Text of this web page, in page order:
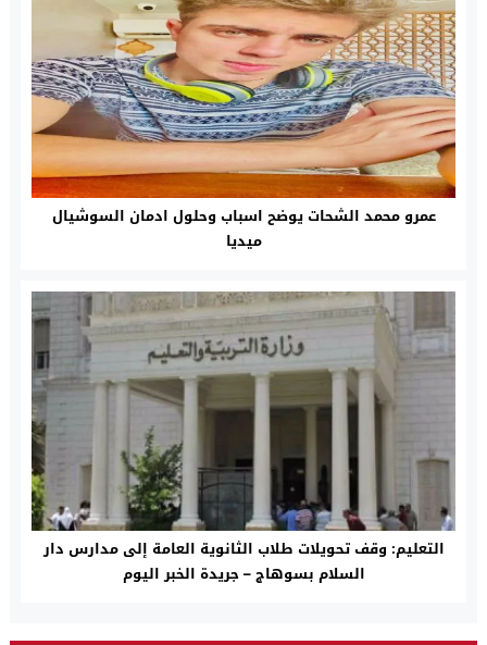
عمرو محمد الشحات يوضح اسباب وحلول ادمان السوشيال
ميديا
التعليم: وقف تحويلات طلاب الثانوية العامة إلى مدارس دار
السلام بسوهاج – جريدة الخبر اليوم